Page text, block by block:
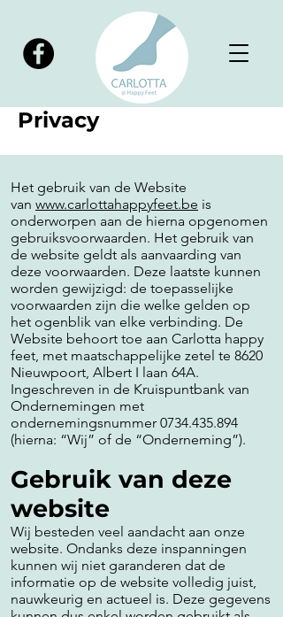
Privacy
Het gebruik van de Website
van www.carlottahappyfeet.be is
onderworpen aan de hierna opgenomen
gebruiksvoorwaarden. Het gebruik van
de website geldt als aanvaarding van
deze voorwaarden. Deze laatste kunnen
worden gewijzigd: de toepasselijke
voorwaarden zijn die welke gelden op
het ogenblik van elke verbinding. De
Website behoort toe aan Carlotta happy
feet, met maatschappelijke zetel te 8620
Nieuwpoort, Albert I laan 64A.
Ingeschreven in de Kruispuntbank van
Ondernemingen met
ondernemingsnummer 0734.435.894
(hierna: “Wij” of de “Onderneming”).
Gebruik van deze
website
Wij besteden veel aandacht aan onze
website. Ondanks deze inspanningen
kunnen wij niet garanderen dat de
informatie op de website volledig juist,
nauwkeurig en actueel is. Deze gegevens